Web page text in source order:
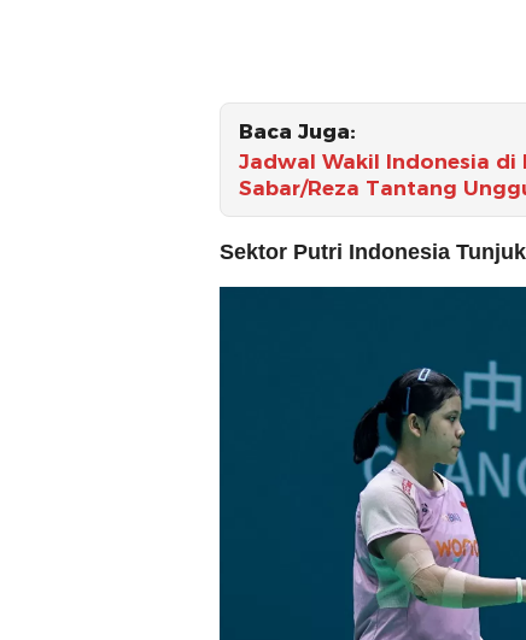
Baca Juga:
Jadwal Wakil Indonesia di
Sabar/Reza Tantang
Sektor Putri Indonesia